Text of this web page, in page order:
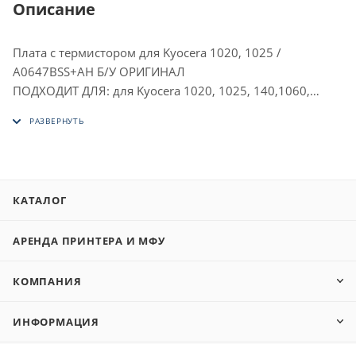
Описание
Плата с термистором для Kyocera 1020, 1025 /
A0647BSS+AH Б/У ОРИГИНАЛ
ПОДХОДИТ ДЛЯ: для Kyocera 1020, 1025, 140,1060,
P 6130
M 6530 cdn
M 6535 cidn
P 5026
M 5526
КАТАЛОГ
АРЕНДА ПРИНТЕРА И МФУ
КОМПАНИЯ
ИНФОРМАЦИЯ